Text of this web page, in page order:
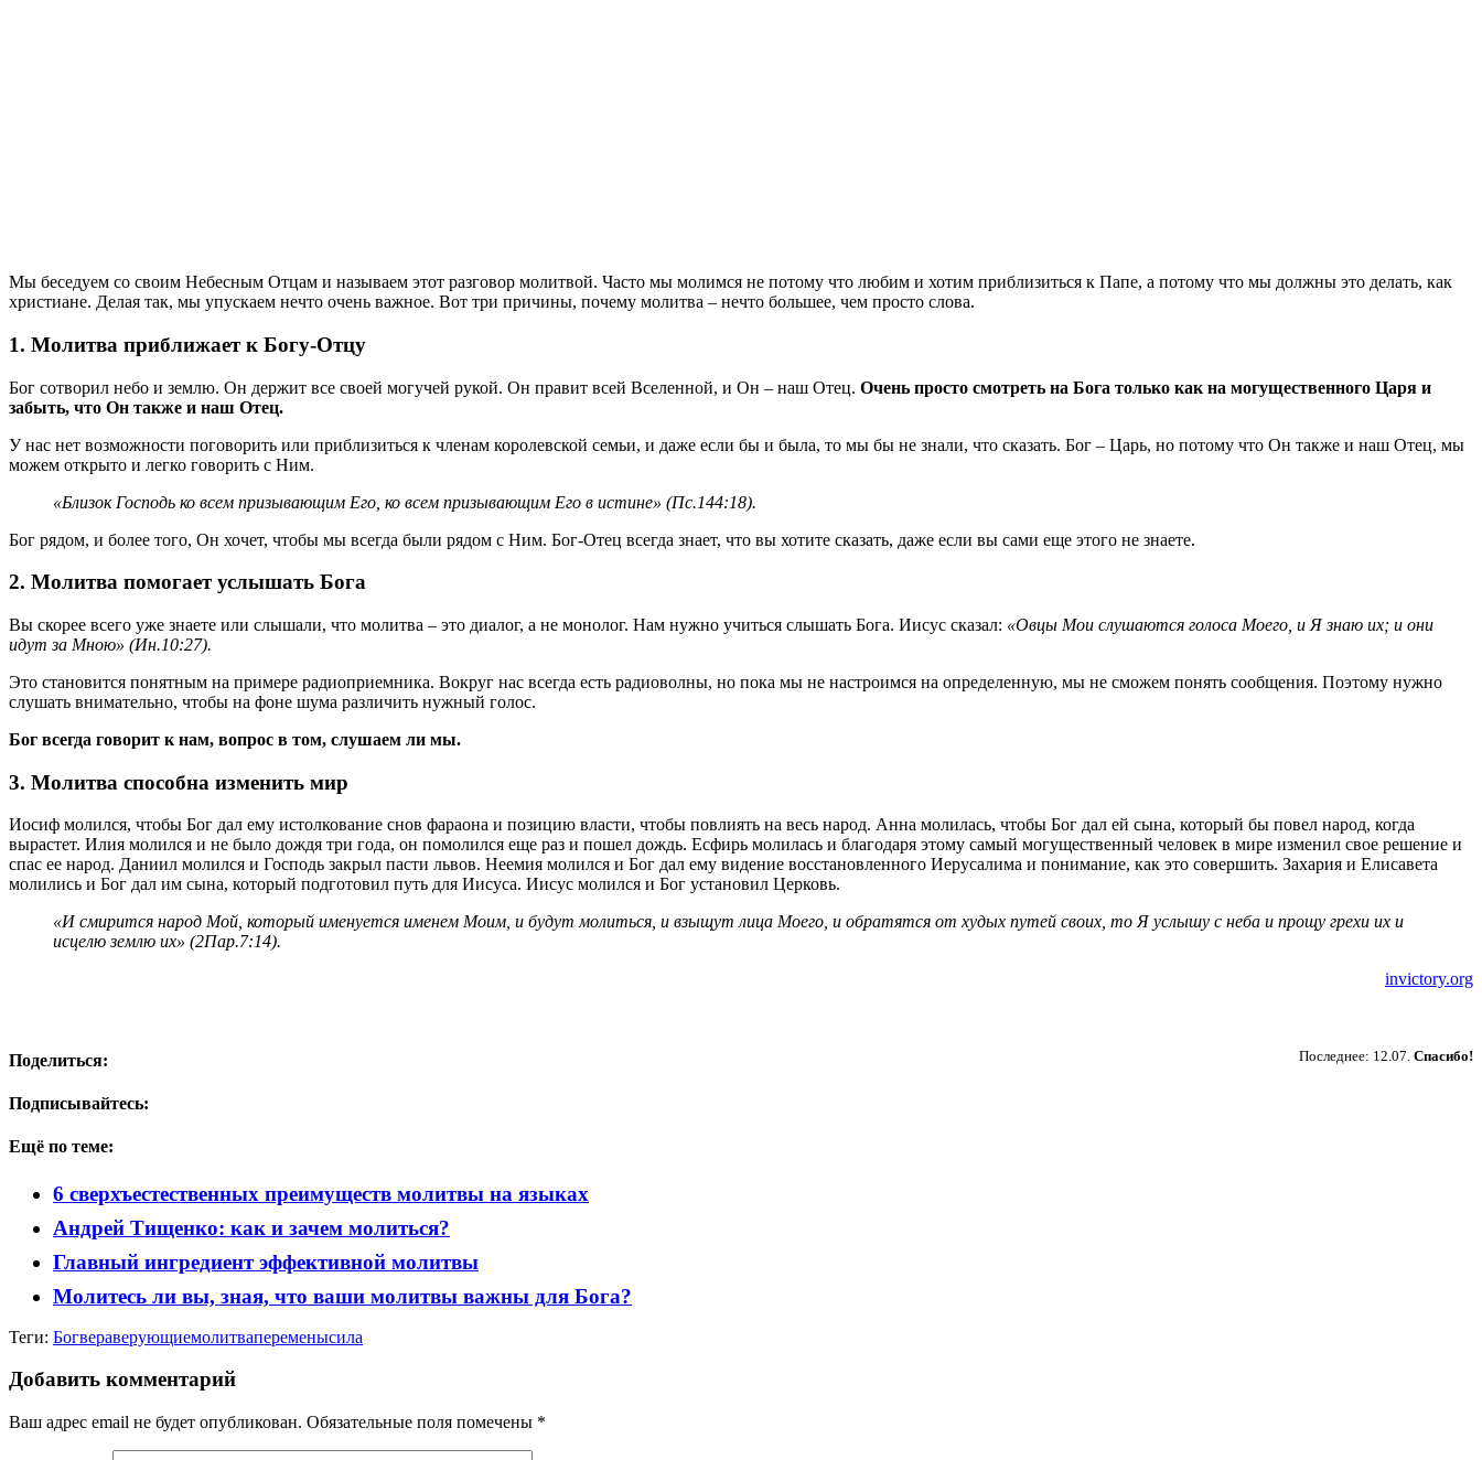
Мы беседуем со своим Небесным Отцам и называем этот разговор молитвой. Часто мы молимся не потому что любим и хотим приблизиться к Папе, а потому что мы должны это делать, как
христиане. Делая так, мы упускаем нечто очень важное. Вот три причины, почему молитва – нечто большее, чем просто слова.
1. Молитва приближает к Богу-Отцу
Бог сотворил небо и землю. Он держит все своей могучей рукой. Он правит всей Вселенной, и Он – наш Отец. Очень просто смотреть на Бога только как на могущественного Царя и
забыть, что Он также и наш Отец.
У нас нет возможности поговорить или приблизиться к членам королевской семьи, и даже если бы и была, то мы бы не знали, что сказать. Бог – Царь, но потому что Он также и наш Отец, мы
можем открыто и легко говорить с Ним.
«Близок Господь ко всем призывающим Его, ко всем призывающим Его в истине» (Пс.144:18).
Бог рядом, и более того, Он хочет, чтобы мы всегда были рядом с Ним. Бог-Отец всегда знает, что вы хотите сказать, даже если вы сами еще этого не знаете.
2. Молитва помогает услышать Бога
Вы скорее всего уже знаете или слышали, что молитва – это диалог, а не монолог. Нам нужно учиться слышать Бога. Иисус сказал: «Овцы Мои слушаются голоса Моего, и Я знаю их; и они
идут за Мною» (Ин.10:27).
Это становится понятным на примере радиоприемника. Вокруг нас всегда есть радиоволны, но пока мы не настроимся на определенную, мы не сможем понять сообщения. Поэтому нужно
слушать внимательно, чтобы на фоне шума различить нужный голос.
Бог всегда говорит к нам, вопрос в том, слушаем ли мы.
3. Молитва способна изменить мир
Иосиф молился, чтобы Бог дал ему истолкование снов фараона и позицию власти, чтобы повлиять на весь народ. Анна молилась, чтобы Бог дал ей сына, который бы повел народ, когда
вырастет. Илия молился и не было дождя три года, он помолился еще раз и пошел дождь. Есфирь молилась и благодаря этому самый могущественный человек в мире изменил свое решение и
спас ее народ. Даниил молился и Господь закрыл пасти львов. Неемия молился и Бог дал ему видение восстановленного Иерусалима и понимание, как это совершить. Захария и Елисавета
молились и Бог дал им сына, который подготовил путь для Иисуса. Иисус молился и Бог установил Церковь.
«И смирится народ Мой, который именуется именем Моим, и будут молиться, и взыщут лица Моего, и обратятся от худых путей своих, то Я услышу с неба и прощу грехи их и
исцелю землю их» (2Пар.7:14).
invictory.org
Последнее: 12.07. Спасибо!
Поделиться:
Подписывайтесь:
Ещё по теме:
6 сверхъестественных преимуществ молитвы на языках
Андрей Тищенко: как и зачем молиться?
Главный ингредиент эффективной молитвы
Молитесь ли вы, зная, что ваши молитвы важны для Бога?
Теги: Богвераверующиемолитвапеременысила
Добавить комментарий
Ваш адрес email не будет опубликован. Обязательные поля помечены *